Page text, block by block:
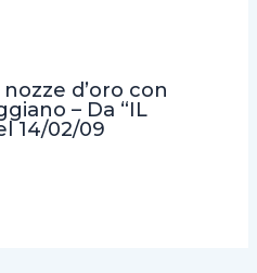
d’oro con
– Da “IL
14/02/09